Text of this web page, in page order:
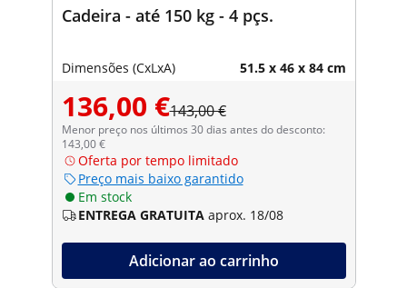
Cadeira - até 150 kg - 4 pçs.
Dimensões (CxLxA) 51.5 x 46 x 84 cm
136,00 €143,00 €
Menor preço nos últimos 30 dias antes do desconto:
143,00 €
Oferta por tempo limitado
Preço mais baixo garantido
Em stock
ENTREGA GRATUITA aprox. 18/08
Adicionar ao carrinho